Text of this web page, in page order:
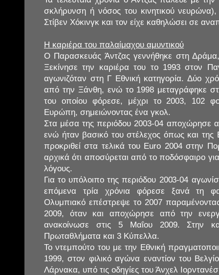
σκλήρυνση ή νόσος του κινητικού
Στίβεν Χόκινγκ και τον είχε καθηλώσει σε
Η καριέρα του παλαίμαχου αμυντικού
Ο Παρασκευάς Άντζας γεννήθηκε στη
Ξεκίνησε την καριέρα του το 1993 στον
αγωνιζόταν στη Γ Εθνική κατηγορία. Δύο
από την Ξάνθη, ενώ το 1998 μεταγράφηκε
του οποίου φόρεσε, μέχρι το 2003, 102
Ευρώπη, σημειώνοντας ένα γκολ.
Στα μέσα της περιόδου 2003-04 αποχώρησε
ενώ ήταν βασικό του στέλεχος όπως και της
προκριθεί στα τελικά του Euro 2004 στην
αρχικά ότι αποσύρεται από το ποδόσφαιρο
λόγους.
Για το υπόλοιπο της περιόδου 2003-04
επόμενα τρία χρόνια φόρεσε ξανά τη
Ολυμπιακό επέστρεψε το 2007
2009, όταν και αποχώρησε από την
ανακοίνωσε στις 5 Μαΐου 2009. Στην
Πρωταθλήματα και 3 Κύπελλα.
Το ντεμπούτο του με την Εθνική
1999, στον φιλικό αγώνα εναντίον του
Λάρνακα, υπό τις οδηγίες του Άνχελ